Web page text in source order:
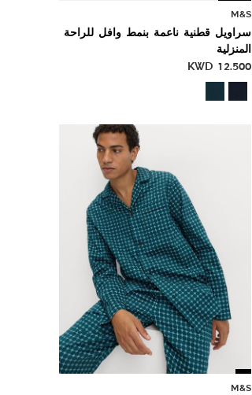
M&S
سراويل قطنية ناعمة بنمط وافل للراحة
المنزلية
KWD 12.500
M&S